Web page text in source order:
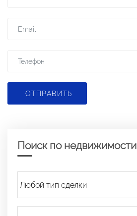
ОТПРАВИТЬ
Поиск по недвижимости